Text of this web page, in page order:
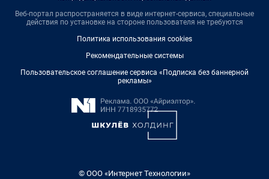
Веб-портал распространяется в виде интернет-сервиса, специальные
действия по установке на стороне пользователя не требуются
Политика использования cookies
Рекомендательные системы
Пользовательское соглашение сервиса «Подписка без баннерной
рекламы»
© ООО «Интернет Технологии»